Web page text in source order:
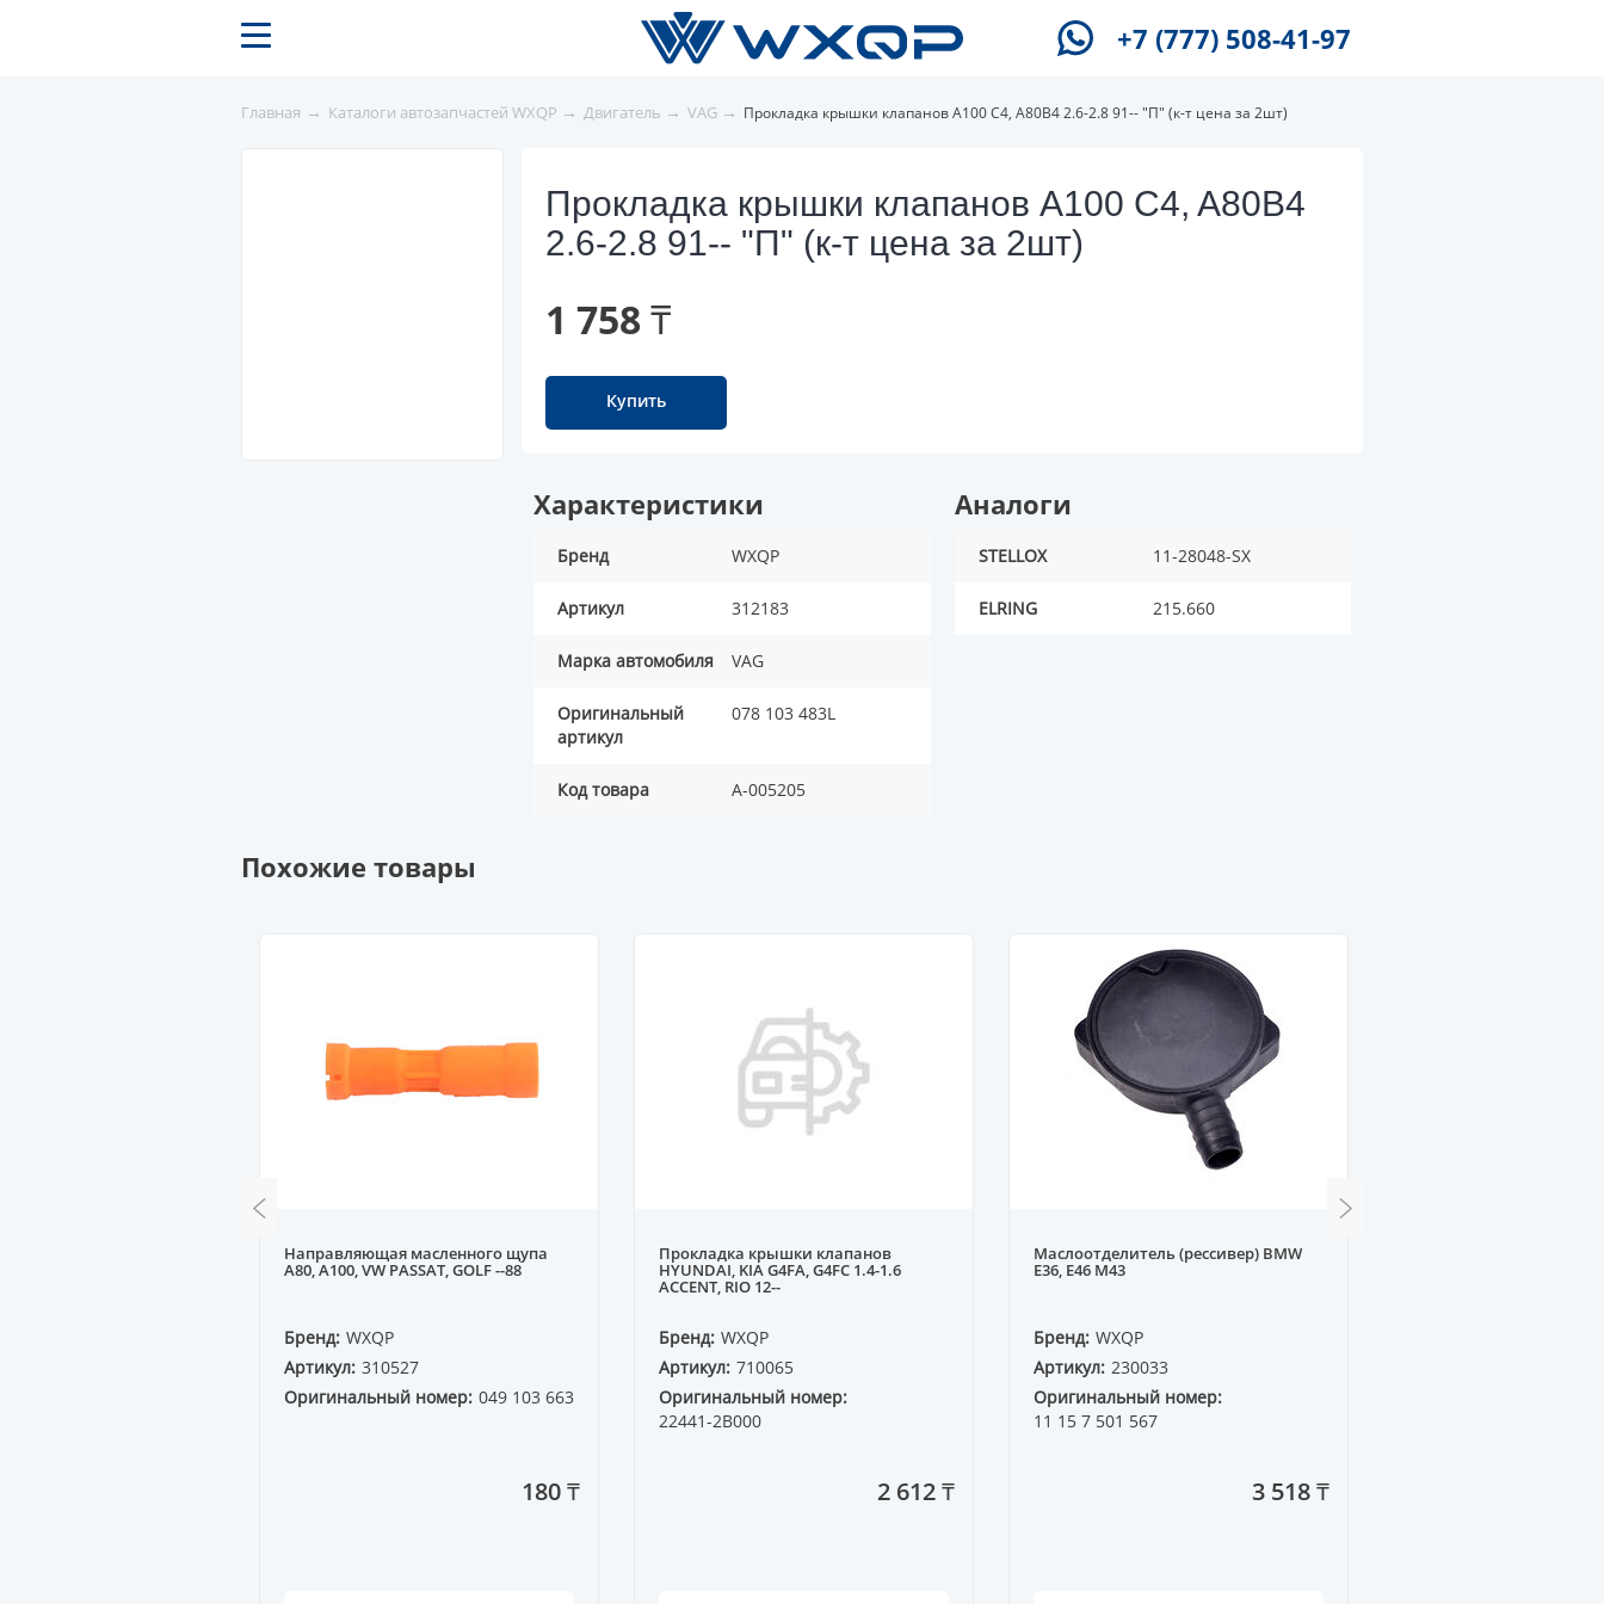
+7 (777) 508-41-97
Главная → Каталоги автозапчастей WXQP → Двигатель → VAG → Прокладка крышки клапанов A100 C4, A80B4 2.6-2.8 91-- "П" (к-т цена за 2шт)
Прокладка крышки клапанов A100 C4, A80B4
2.6-2.8 91-- "П" (к-т цена за 2шт)
1 758 ₸
Купить
Характеристики
Бренд WXQP
Артикул 312183
Марка автомобиля VAG
Оригинальный
артикул
078 103 483L
Код товара A-005205
Аналоги
STELLOX 11-28048-SX
ELRING 215.660
Похожие товары
Направляющая масленного щупа
A80, A100, VW PASSAT, GOLF --88
Бренд: WXQP
Артикул: 310527
Оригинальный номер: 049 103 663
180 ₸
Прокладка крышки клапанов
HYUNDAI, KIA G4FA, G4FC 1.4-1.6
ACCENT, RIO 12--
Бренд: WXQP
Артикул: 710065
Оригинальный номер:
22441-2B000
2 612 ₸
Маслоотделитель (рессивер) BMW
E36, E46 M43
Бренд: WXQP
Артикул: 230033
Оригинальный номер:
11 15 7 501 567
3 518 ₸